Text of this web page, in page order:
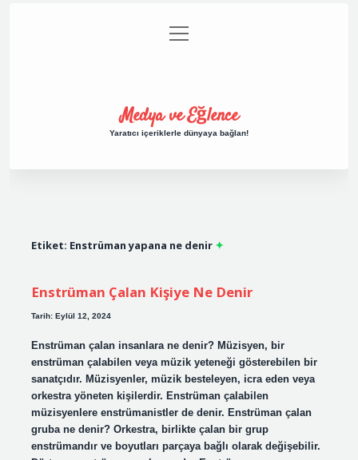
Gizlilik Politikası
menüyü
aç
Medya ve Eğlence
Yaratıcı içeriklerle dünyaya bağlan!
Etiket: Enstrüman yapana ne denir
Enstrüman Çalan Kişiye Ne Denir
Tarih: Eylül 12, 2024
Enstrüman çalan insanlara ne denir? Müzisyen, bir
enstrüman çalabilen veya müzik yeteneği gösterebilen bir
sanatçıdır. Müzisyenler, müzik besteleyen, icra eden veya
orkestra yöneten kişilerdir. Enstrüman çalabilen
müzisyenlere enstrümanistler de denir. Enstrüman çalan
gruba ne denir? Orkestra, birlikte çalan bir grup
enstrümandır ve boyutları parçaya bağlı olarak değişebilir.